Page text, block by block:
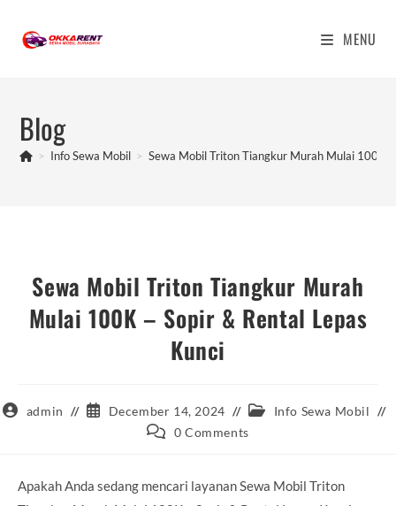
content
MENU
Blog
> Info Sewa Mobil > Sewa Mobil Triton Tiangkur Murah Mulai 100K
Sewa Mobil Triton Tiangkur Murah
Mulai 100K – Sopir & Rental Lepas
Kunci
Postadmin
Post
published:
December 14, 2024
Post Info Sewa Mobil
Post 0 Comments
Apakah Anda sedang mencari layanan Sewa Mobil Triton